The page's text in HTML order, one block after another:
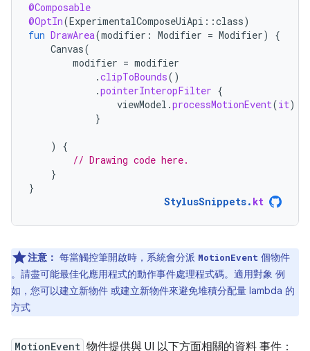
@Composable
@OptIn(ExperimentalComposeUiApi ::class)
fun DrawArea(modifier : Modifier = Modifier)
{
Canvas(
modifier = modifier
.clipToBounds()
.pointerInteropFilter {
viewModel .processMotionEvent(it)
}
)
{
// Drawing code here.
}
}
StylusSnippets. kt
注意： 每當觸控筆開啟時，系統會分派 MotionEvent 個物件
。請盡可能最佳化應用程式的動作事件處理程式碼。適用對象 例
如，您可以建立新物件 或建立新物件來避免堆積分配量 lambda 的
方式
MotionEvent 物件提供與 UI 以下方面相關的資料 事件：